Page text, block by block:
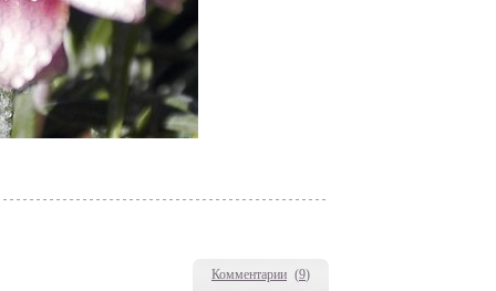
Комментарии (9)